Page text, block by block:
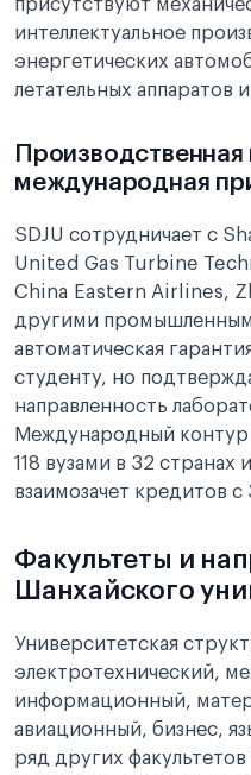
присутствуют
интеллектуальное
энергетических
летательных аппаратов
Производственная
международная
SDJU сотрудничает с
United Gas Turbine
China Eastern Airlines,
другими
автоматическая
студенту, но
направленность
Международный контур
118 вузами в 32 странах
взаимозачет кредитов
Факультеты и
Шанхайского
Университетская
электротехнический,
информационный,
авиационный, бизнес,
ряд других